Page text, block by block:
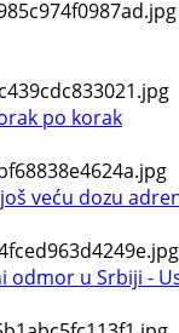
po korak
veću dozu
odmor u Srbiji -